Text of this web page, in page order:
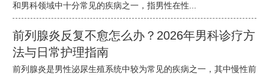
和男科领域中十分常见的疾病之一，指男性在性...
前列腺炎反复不愈怎么办？2026年男科诊疗方
法与日常护理指南
前列腺炎是男性泌尿生殖系统中较为常见的疾病之一，其中慢性前